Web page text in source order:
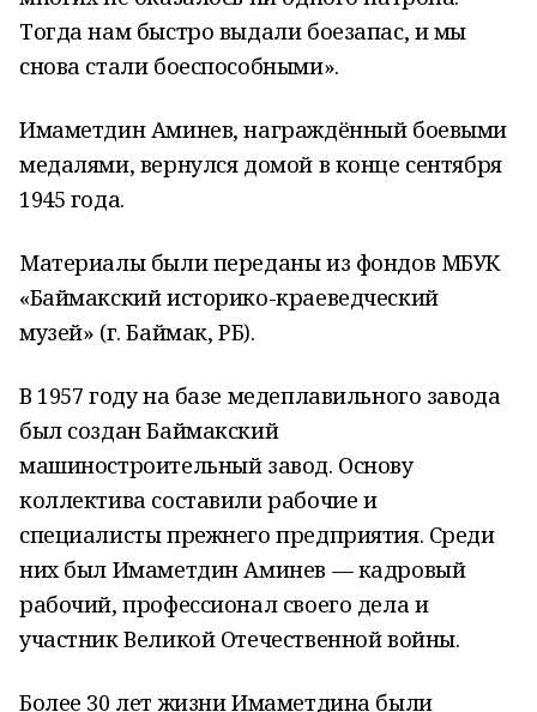
Тогда нам быстро выдали боезапас, и мы
снова стали боеспособными».
Имаметдин Аминев, награждённый боевыми
медалями, вернулся домой в конце сентября
1945 года.
Материалы были переданы из фондов МБУК
«Баймакский историко-краеведческий
музей» (г. Баймак, РБ).
В 1957 году на базе медеплавильного завода
был создан Баймакский
машиностроительный завод. Основу
коллектива составили рабочие и
специалисты прежнего предприятия. Среди
них был Имаметдин Аминев — кадровый
рабочий, профессионал своего дела и
участник Великой Отечественной войны.
Более 30 лет жизни Имаметдина были